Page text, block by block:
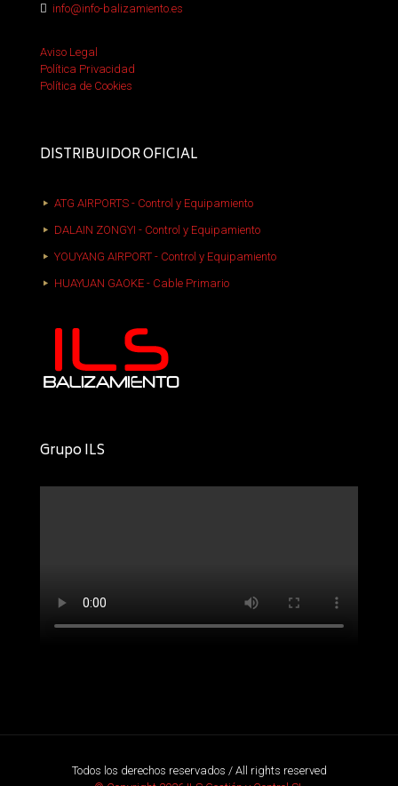
info@info-balizamiento.es
Aviso Legal
Política Privacidad
Política de Cookies
DISTRIBUIDOR OFICIAL
ATG AIRPORTS - Control y Equipamiento
DALAIN ZONGYI - Control y Equipamiento
YOUYANG AIRPORT - Control y Equipamiento
HUAYUAN GAOKE - Cable Primario
Grupo ILS
Todos los derechos reservados / All rights reserved